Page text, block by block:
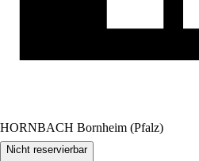
HORNBACH Bornheim (Pfalz)
Nicht reservierbar